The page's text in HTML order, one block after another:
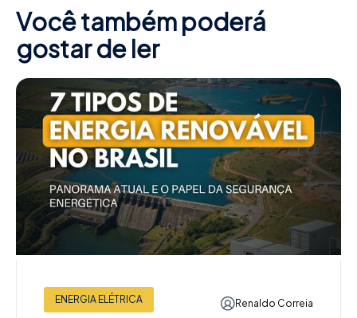
Você também poderá
gostar de ler
ENERGIA ELÉTRICA Renaldo Correia